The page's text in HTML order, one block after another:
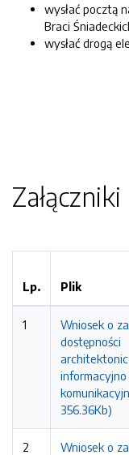
wysłać pocztą
Braci
wysłać drogą
Lp. Plik
1
Wniosek o
dostępności
informacyjno
356.36Kb)
2
Wniosek o